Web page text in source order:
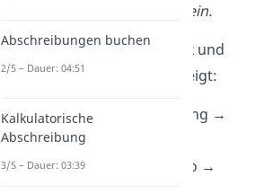
geht auf deinem Bankkonto ein.
Du brauchst die Konten
Bank und
Zinserträge. Die
zeigt:
Bank:Aktivkonto → Zugang →
Soll
Zinserträge:
Ertragskonto →
Abschreibungen buchen
2/5 – Dauer: 04:51
Kalkulatorische
Abschreibung
3/5 – Dauer: 03:39